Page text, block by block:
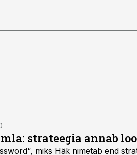
strateegia annab
miks Häk nimetab end